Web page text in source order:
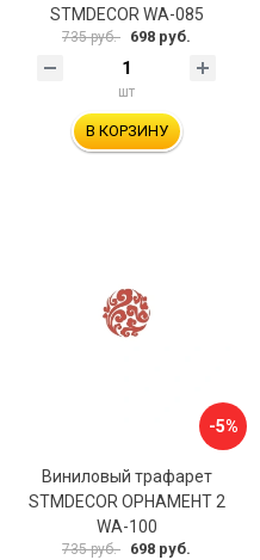
STMDECOR WA-085
735 руб. 698 руб.
шт
В КОРЗИНУ
-5%
Виниловый трафарет
STMDECOR ОРНАМЕНТ 2
WA-100
735 руб. 698 руб.